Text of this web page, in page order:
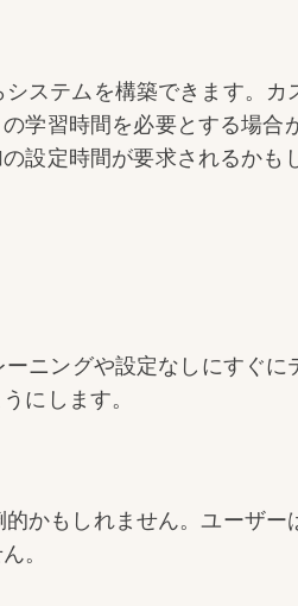
ステムを構築できます。カ
学習時間を必要とする場
設定時間が要求されるかも
ニングや設定なしにすぐに
にします。
かもしれません。ユーザー
。